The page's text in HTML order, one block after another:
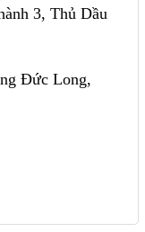
3, Thủ Dầu
Đức Long,